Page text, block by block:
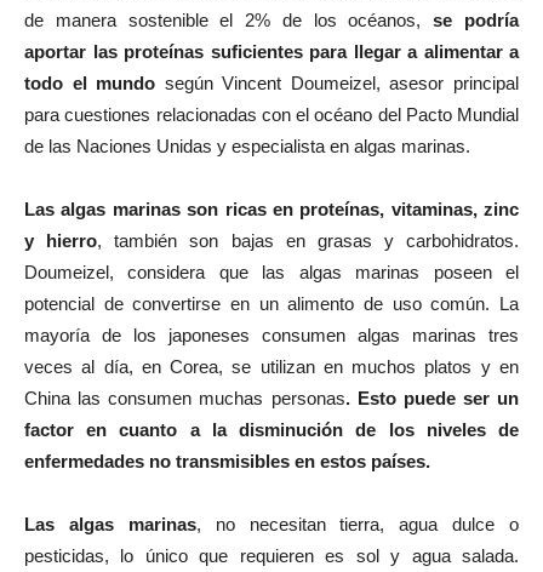
de manera sostenible el 2% de los océanos,se podría
aportar las proteínas suficientes para llegar a alimentar a
todo el mundo según Vincent Doumeizel, asesor principal
para cuestiones relacionadas con el océano del Pacto Mundial
de las Naciones Unidas y especialista en algas marinas.
Las algas marinas son ricas en proteínas, vitaminas, zinc
y hierro, también son bajas en grasas y carbohidratos.
Doumeizel, considera que las algas marinas poseen el
potencial de convertirse en un alimento de uso común. La
mayoría de los japoneses consumen algas marinas tres
veces al día, en Corea, se utilizan en muchos platos y en
China las consumen muchas personas. Esto puede ser un
factor en cuanto a la disminución de los niveles de
enfermedades no transmisibles en estos países.
Las algas marinas, no necesitan tierra, agua dulce o
pesticidas, lo único que requieren es sol y agua salada.